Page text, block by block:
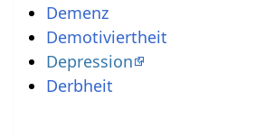
Demenz
Demotiviertheit
Depression
Derbheit